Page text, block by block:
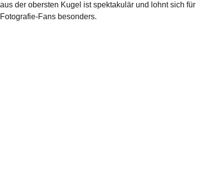
aus der obersten Kugel ist spektakulär und lohnt sich für
Fotografie-Fans besonders.